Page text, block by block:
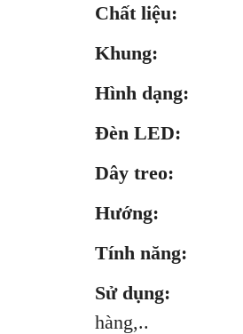
Chất liệu:
Khung:
Hình dạng:
Đèn LED:
Dây treo:
Hướng: Nằm
Tính năng:
Sử dụng:
hàng,..